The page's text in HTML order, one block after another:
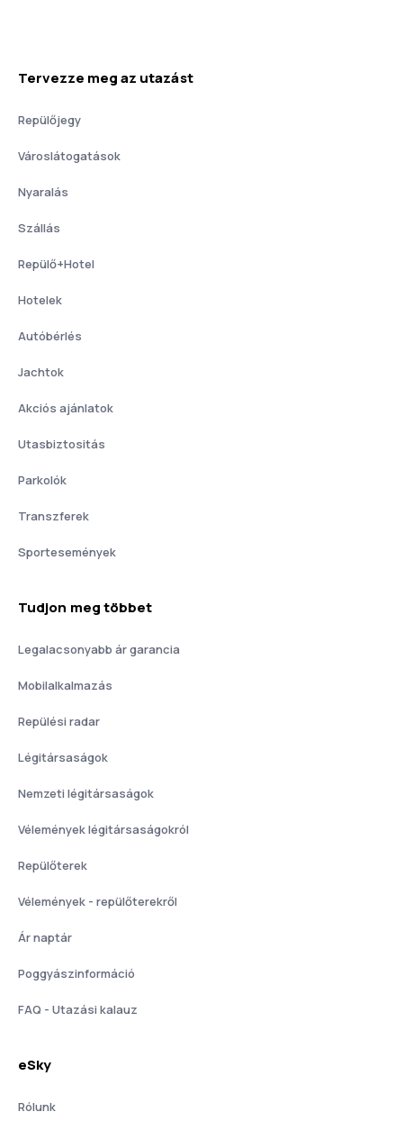
Tervezze meg az utazást
Repülőjegy
Városlátogatások
Nyaralás
Szállás
Repülő+Hotel
Hotelek
Autóbérlés
Jachtok
Akciós ajánlatok
Utasbiztositás
Parkolók
Transzferek
Sportesemények
Tudjon meg többet
Legalacsonyabb ár garancia
Mobilalkalmazás
Repülési radar
Légitársaságok
Nemzeti légitársaságok
Vélemények légitársaságokról
Repülőterek
Vélemények - repülőterekről
Ár naptár
Poggyászinformáció
FAQ - Utazási kalauz
eSky
Rólunk